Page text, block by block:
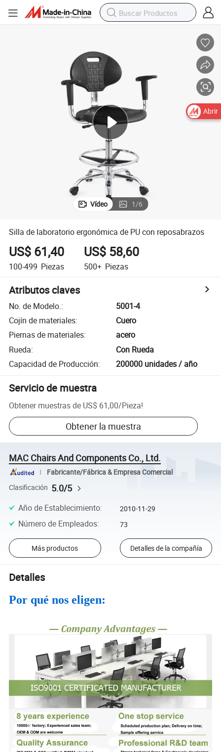
Vídeo 1/6
Silla de laboratorio ergonómica de PU con reposabrazos
US$ 61,40
100-499 Piezas
US$ 58,60
500+ Piezas
Atributos claves
No. de Modelo.:
5001-4
Cojín de materiales:
Cuero
Piernas de materiales:
acero
Rueda:
Con Rueda
Capacidad de Producción: 200000 unidades / año
Servicio de muestra
Obtener muestras de US$ 61,00/Pieza!
Obtener la muestra
MAC Chairs And Components Co., Ltd.
Fabricante/Fábrica & Empresa Comercial
Clasificación 5.0/5
Año de Establecimiento: 2010-11-29
Número de Empleados: 73
Más productos Detalles de la compañía
Detalles
Por qué nos eligen:
Abrir